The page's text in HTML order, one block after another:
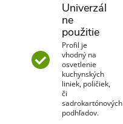
Univerzál
ne
použitie
Profil je
vhodný na
osvetlenie
kuchynských
liniek, poličiek,
či
sadrokartónových
podhľadov.